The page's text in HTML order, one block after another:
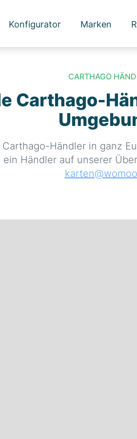
Konfigurator Marken
CARTHAGO
Carthago-
Händler in ganz
Händler auf unserer